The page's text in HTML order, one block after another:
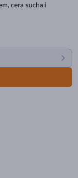
cera sucha i